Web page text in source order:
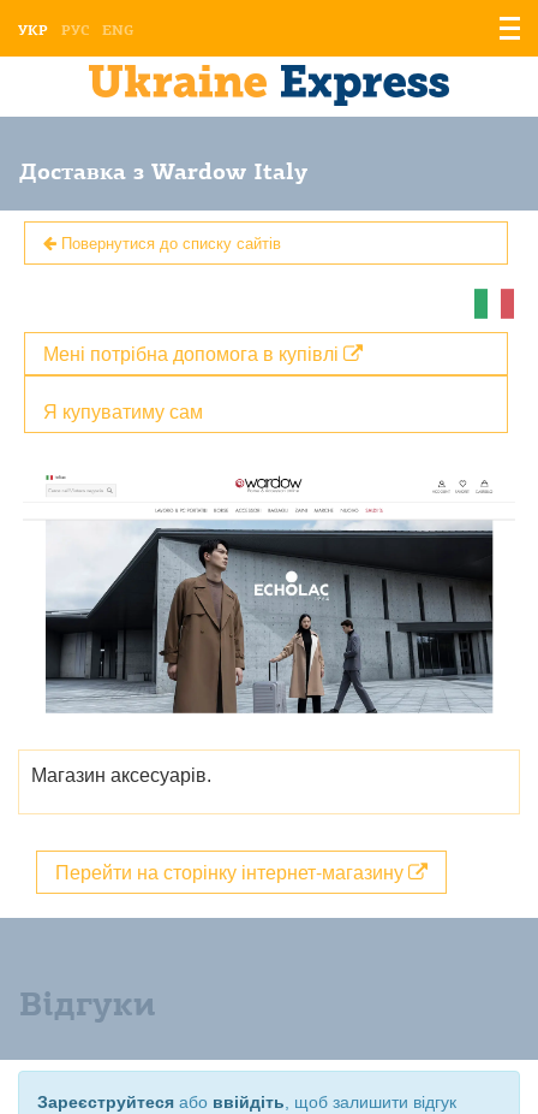
УКР РУС ENG
Доставка з Wardow Italy
Повернутися до списку сайтів
Я купуватиму сам
Мені потрібна допомога в купівлі
Магазин аксесуарів.
Перейти на сторінку інтернет-магазину
Відгуки
Зареєструйтеся або ввійдіть , щоб залишити відгук